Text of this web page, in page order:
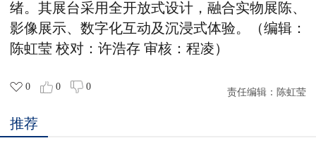
绪。其展台采用全开放式设计，融合实物展陈、
影像展示、数字化互动及沉浸式体验。（编辑：
陈虹莹 校对：许浩存 审核：程凌）
0 0 0
责任编辑： 陈虹莹
推荐